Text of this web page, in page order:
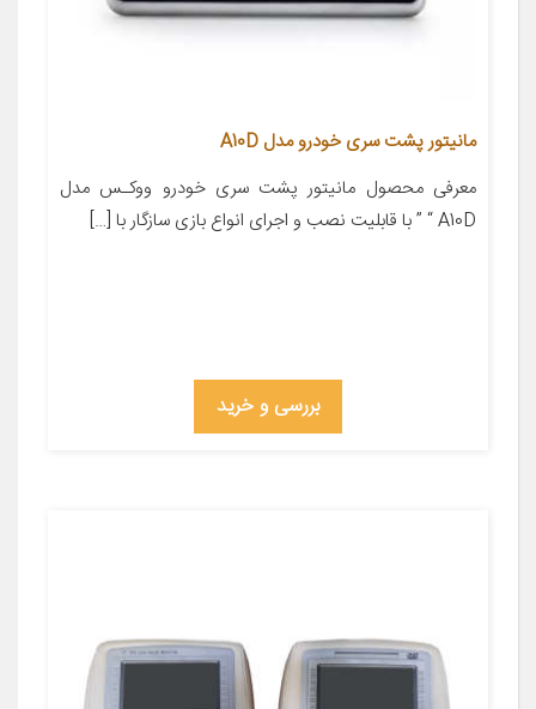
مانیتور پشت سری خودرو مدل A10D
معرفی محصول مانیتور پشت سری خودرو ووکـس مدل
A10D “ ” با قابلیت نصب و اجرای انواع بازی سازگار با […]
بررسی و خرید